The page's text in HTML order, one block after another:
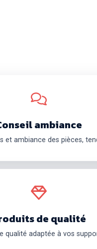
ambiance
et ambiance des pièces,
de qualité
qualité adaptée à vos